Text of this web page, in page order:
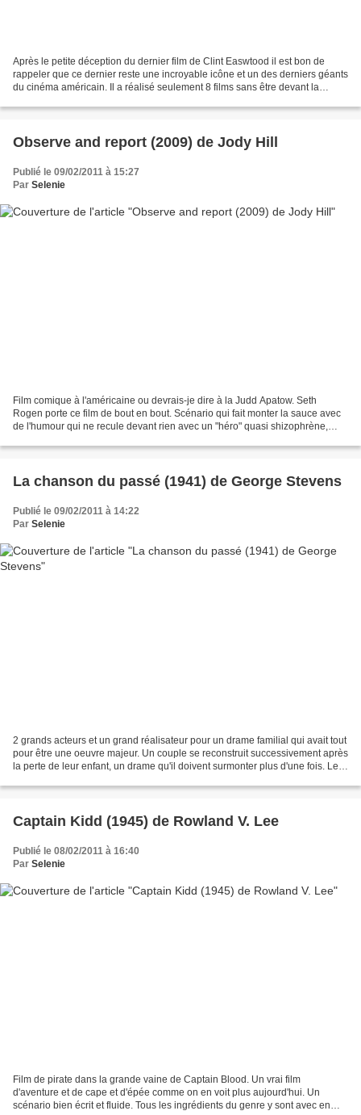
Après le petite déception du dernier film de Clint Easwtood il est bon de
rappeler que ce dernier reste une incroyable icône et un des derniers géants
du cinéma américain. Il a réalisé seulement 8 films sans être devant la
Observe and report (2009) de Jody Hill
Publié le 09/02/2011 à 15:27
Par Selenie
Film comique à l'américaine ou devrais-je dire à la Judd Apatow. Seth
Rogen porte ce film de bout en bout. Scénario qui fait monter la sauce avec
de l'humour qui ne recule devant rien avec un "héro" quasi shizophrène,
La chanson du passé (1941) de George Stevens
Publié le 09/02/2011 à 14:22
Par Selenie
2 grands acteurs et un grand réalisateur pour un drame familial qui avait tout
pour être une oeuvre majeur. Un couple se reconstruit successivement après
la perte de leur enfant, un drame qu'il doivent surmonter plus d'une fois. Le
Captain Kidd (1945) de Rowland V. Lee
Publié le 08/02/2011 à 16:40
Par Selenie
Film de pirate dans la grande vaine de Captain Blood. Un vrai film
d'aventure et de cape et d'épée comme on en voit plus aujourd'hui. Un
scénario bien écrit et fluide. Tous les ingrédients du genre y sont avec en